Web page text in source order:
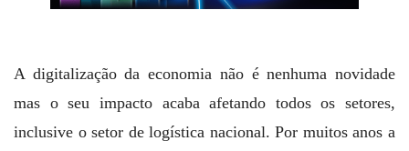
A digitalização da economia não é nenhuma novidade
mas o seu impacto acaba afetando todos os setores,
inclusive o setor de logística nacional. Por muitos anos a